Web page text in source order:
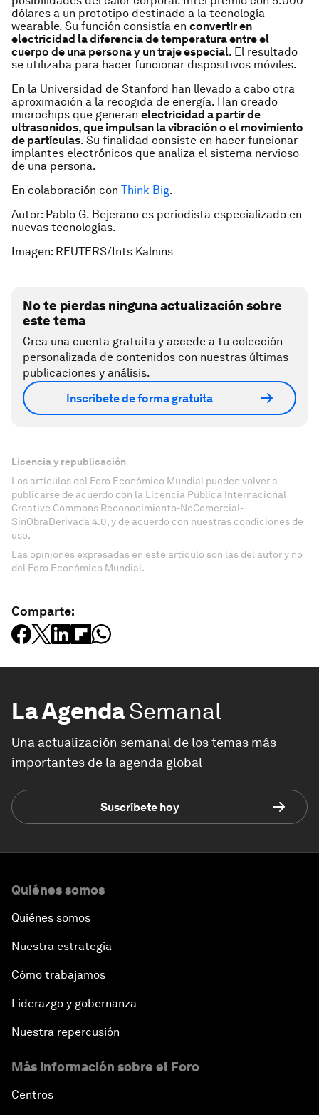
dólares a un prototipo destinado a la tecnología
wearable. Su función consistía en convertir en
electricidad la diferencia de temperatura entre el
cuerpo de una persona y un traje especial. El resultado
se utilizaba para hacer funcionar dispositivos móviles.
En la Universidad de Stanford han llevado a cabo otra
aproximación a la recogida de energía. Han creado
microchips que generan electricidad a partir de
ultrasonidos, que impulsan la vibración o el movimiento
de partículas. Su finalidad consiste en hacer funcionar
implantes electrónicos que analiza el sistema nervioso
de una persona.
En colaboración con Think Big.
Autor: Pablo G. Bejerano es periodista especializado en
nuevas tecnologías.
Imagen: REUTERS/Ints Kalnins
No te pierdas ninguna actualización sobre
este tema
Crea una cuenta gratuita y accede a tu colección
personalizada de contenidos con nuestras últimas
publicaciones y análisis.
Inscríbete de forma gratuita
Licencia y republicación
Los artículos del Foro Económico Mundial pueden volver a
publicarse de acuerdo con la Licencia Pública Internacional
Creative Commons Reconocimiento-NoComercial-
SinObraDerivada 4.0, y de acuerdo con nuestras condiciones de
uso.
Las opiniones expresadas en este artículo son las del autor y no
del Foro Económico Mundial.
Comparte:
La AgendaSemanal
Una actualización semanal de los temas más
importantes de la agenda global
Suscríbete hoy
Quiénes somos
Quiénes somos
Nuestra estrategia
Cómo trabajamos
Liderazgo y gobernanza
Nuestra repercusión
Más información sobre el Foro
Centros